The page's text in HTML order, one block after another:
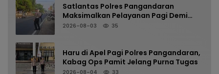
Satlantas Polres Pangandaran
Maksimalkan Pelayanan Pagi Demi
Kelancaran Arus Kendaraan
2026-08-03 35
Haru di Apel Pagi Polres Pangandaran,
Kabag Ops Pamit Jelang Purna Tugas
2026-08-04 33